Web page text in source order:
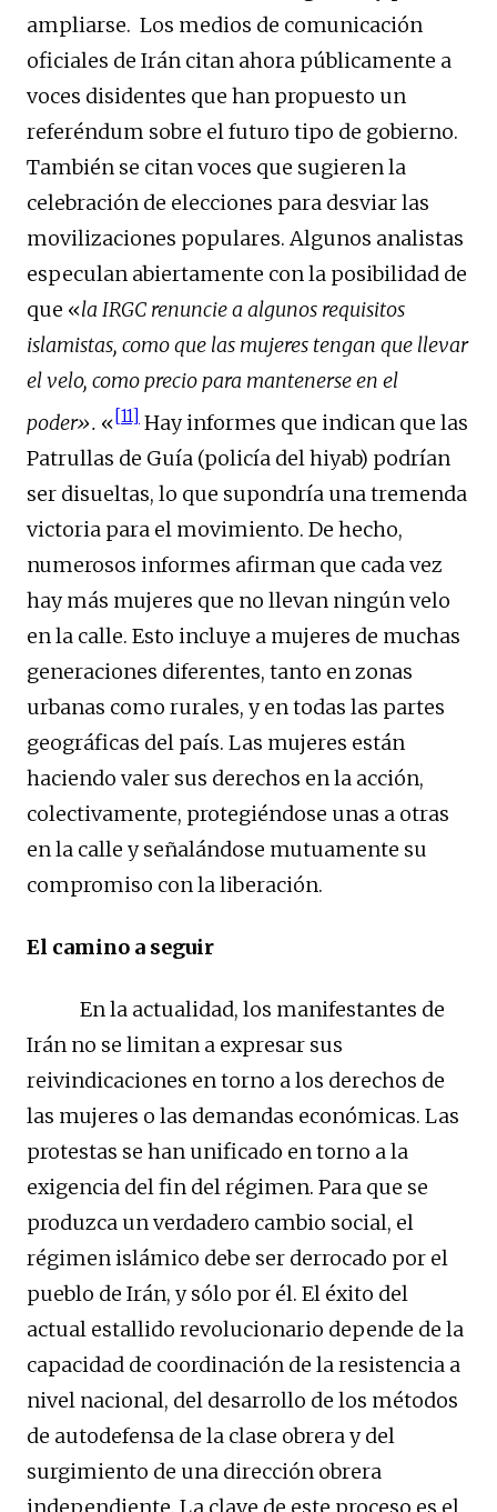
ampliarse. Los medios de comunicación
oficiales de Irán citan ahora públicamente a
voces disidentes que han propuesto un
referéndum sobre el futuro tipo de gobierno.
También se citan voces que sugieren la
celebración de elecciones para desviar las
movilizaciones populares. Algunos analistas
especulan abiertamente con la posibilidad de
que «la IRGC renuncie a algunos requisitos
islamistas, como que las mujeres tengan que llevar
el velo, como precio para mantenerse en el
poder». «[11] Hay informes que indican que las
Patrullas de Guía (policía del hiyab) podrían
ser disueltas, lo que supondría una tremenda
victoria para el movimiento. De hecho,
numerosos informes afirman que cada vez
hay más mujeres que no llevan ningún velo
en la calle. Esto incluye a mujeres de muchas
generaciones diferentes, tanto en zonas
urbanas como rurales, y en todas las partes
geográficas del país. Las mujeres están
haciendo valer sus derechos en la acción,
colectivamente, protegiéndose unas a otras
en la calle y señalándose mutuamente su
compromiso con la liberación.
El camino a seguir
En la actualidad, los manifestantes de
Irán no se limitan a expresar sus
reivindicaciones en torno a los derechos de
las mujeres o las demandas económicas. Las
protestas se han unificado en torno a la
exigencia del fin del régimen. Para que se
produzca un verdadero cambio social, el
régimen islámico debe ser derrocado por el
pueblo de Irán, y sólo por él. El éxito del
actual estallido revolucionario depende de la
capacidad de coordinación de la resistencia a
nivel nacional, del desarrollo de los métodos
de autodefensa de la clase obrera y del
surgimiento de una dirección obrera
independiente. La clave de este proceso es el